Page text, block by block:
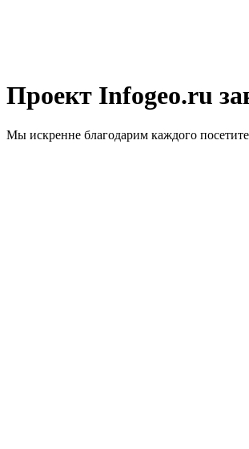
Проект Infogeo.ru
Мы искренне благодарим каждого